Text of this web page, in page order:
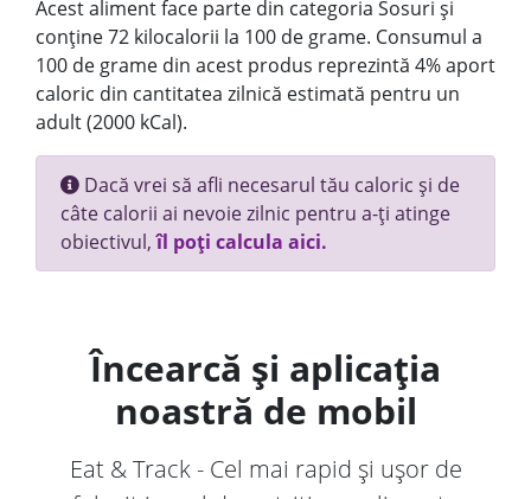
Acest aliment face parte din categoria Sosuri și
conține 72 kilocalorii la 100 de grame. Consumul a
100 de grame din acest produs reprezintă 4% aport
caloric din cantitatea zilnică estimată pentru un
adult (2000 kCal).
Dacă vrei să afli necesarul tău caloric și de
câte calorii ai nevoie zilnic pentru a-ți atinge
obiectivul,îl poți calcula aici.
Încearcă și aplicația
noastră de mobil
Eat & Track - Cel mai rapid și ușor de